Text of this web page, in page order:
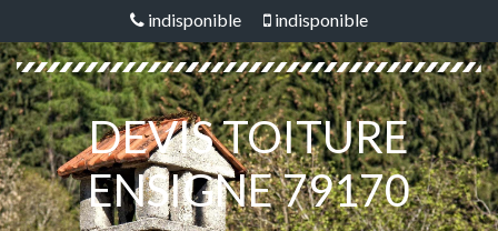
indisponible indisponible
DEVIS TOITURE
ENSIGNE 79170